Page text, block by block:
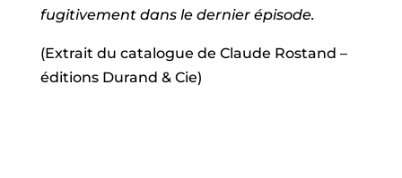
fugitivement dans le dernier épisode.
(Extrait du catalogue de Claude Rostand –
éditions Durand & Cie)